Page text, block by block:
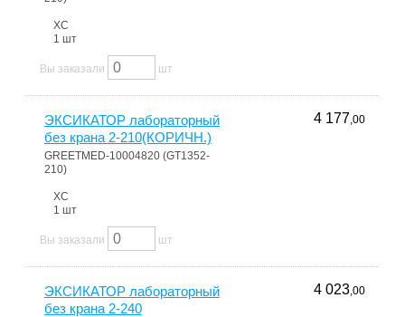
ХС
1 шт
Вы заказали шт
ЭКСИКАТОР лабораторный
без крана 2-210(КОРИЧН.)
GREETMED-10004820 (GT1352-
210)
ХС
1 шт
4 177,00
Вы заказали шт
ЭКСИКАТОР лабораторный
без крана 2-240
4 023,00